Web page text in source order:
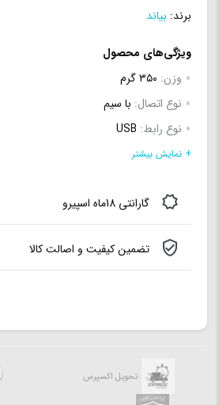
برند: بیاند
ویژگی‌های محصول
وزن: ۳۵۰ گرم
نوع اتصال: با سیم
نوع رابط: USB
منبع تغذیه:
+ نمایش بیشتر
گارانتی 18ماه اسپیرو
تضمین کیفیت و اصالت کالا
تحویل اکسپرس